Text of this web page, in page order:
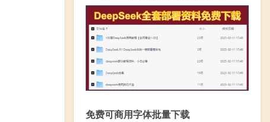
免费可商用字体批量下载